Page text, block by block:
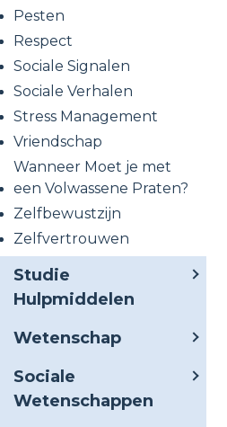
Pesten
Respect
Sociale Signalen
Sociale Verhalen
Stress Management
Vriendschap
Wanneer Moet je met
een Volwassene Praten?
Zelfbewustzijn
Zelfvertrouwen
Studie
Hulpmiddelen
Wetenschap
Sociale
Wetenschappen